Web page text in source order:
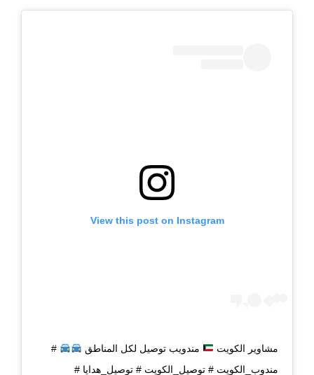
View this post on Instagram
مشاوير الكويت مندويب توصيل لكل المناطق
#
مندوب_الكويت # توصيل_الكويت # توصيل_هدايا #